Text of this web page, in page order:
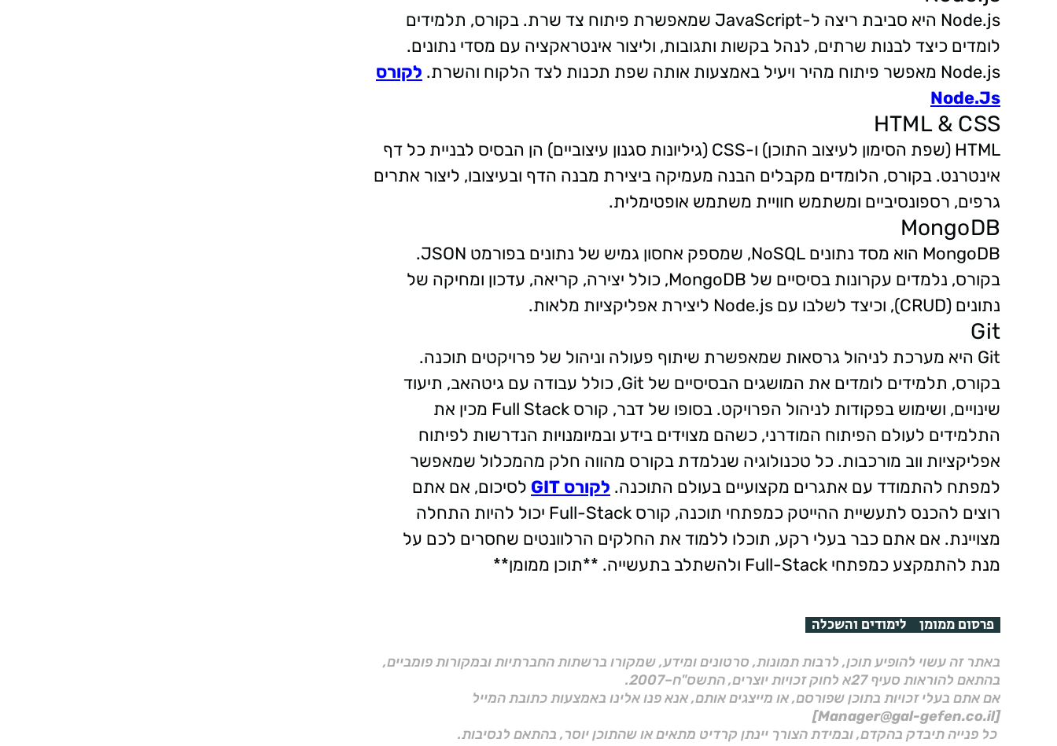
Node.js היא סביבת ריצה ל-JavaScript שמאפשרת פיתוח צד שרת. בקורס, תלמידים
לומדים כיצד לבנות שרתים, לנהל בקשות ותגובות, וליצור אינטראקציה עם מסדי נתונים.
Node.js מאפשר פיתוח מהיר ויעיל באמצעות אותה שפת תכנות לצד הלקוח והשרת.
לקורס
Node.Js
HTML & CSS
HTML (שפת הסימון לעיצוב התוכן) ו-CSS (גיליונות סגנון עיצוביים) הן הבסיס לבניית כל דף
אינטרנט. בקורס, הלומדים מקבלים הבנה מעמיקה ביצירת מבנה הדף ובעיצובו, ליצור אתרים
גרפים, רספונסיביים ומשתמש חוויית משתמש אופטימלית.
MongoDB
MongoDB הוא מסד נתונים NoSQL, שמספק אחסון גמיש של נתונים בפורמט JSON.
בקורס, נלמדים עקרונות בסיסיים של MongoDB, כולל יצירה, קריאה, עדכון ומחיקה של
נתונים (CRUD), וכיצד לשלבו עם Node.js ליצירת אפליקציות מלאות.
Git
Git היא מערכת לניהול גרסאות שמאפשרת שיתוף פעולה וניהול של פרויקטים תוכנה.
בקורס, תלמידים לומדים את המושגים הבסיסיים של Git, כולל עבודה עם גיטהאב, תיעוד
שינויים, ושימוש בפקודות לניהול הפרויקט. בסופו של דבר, קורס Full Stack מכין את
התלמידים לעולם הפיתוח המודרני, כשהם מצוידים בידע ובמיומנויות הנדרשות לפיתוח
אפליקציות ווב מורכבות. כל טכנולוגיה שנלמדת בקורס מהווה חלק מהמכלול שמאפשר
למפתח להתמודד עם אתגרים מקצועיים בעולם התוכנה. לקורס GIT
לסיכום, אם אתם
רוצים להכנס לתעשיית ההייטק כמפתחי תוכנה, קורס Full-Stack יכול להיות התחלה
מצויינת. אם אתם כבר בעלי רקע, תוכלו ללמוד את החלקים הרלוונטים שחסרים לכם על
מנת להתמקצע כמפתחי Full-Stack ולהשתלב בתעשייה. **תוכן ממומן**
פרסום ממומן לימודים והשכלה
באתר זה עשוי להופיע תוכן, לרבות תמונות, סרטונים ומידע, שמקורו ברשתות החברתיות ובמקורות פומביים,
בהתאם להוראות סעיף 27א לחוק זכויות יוצרים, התשס"ח–2007.
אם אתם בעלי זכויות בתוכן שפורסם, או מייצגים אותם, אנא פנו אלינו באמצעות כתובת המייל
[Manager@gal-gefen.co.il]
כל פנייה תיבדק בהקדם, ובמידת הצורך יינתן קרדיט מתאים או שהתוכן יוסר, בהתאם לנסיבות.